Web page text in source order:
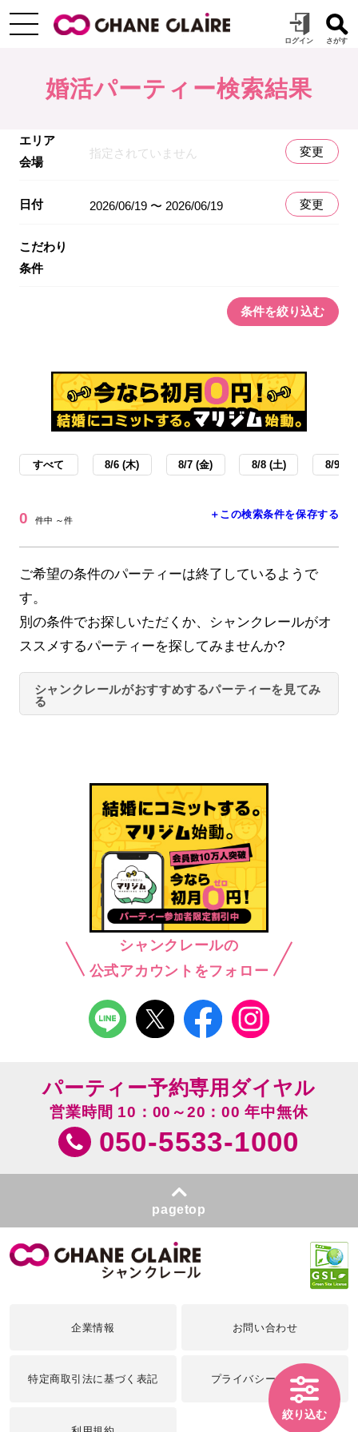
婚活パーティー検索結果
エリア
会場
指定されていません 変更
日付 2026/06/19 〜 2026/06/19 変更
こだわり
条件
条件を絞り込む
すべて 8/6 (木) 8/7 (金) 8/8 (土) 8/9 (日
0 件中 ～件 ＋この検索条件を保存する
ご希望の条件のパーティーは終了しているようで
す。
別の条件でお探しいただくか、シャンクレールがオ
ススメするパーティーを探してみませんか?
シャンクレールがおすすめするパーティーを見てみ
る
シャンクレールの
公式アカウントをフォロー
絞り込む
パーティー予約専用ダイヤル
営業時間 10：00～20：00 年中無休
050-5533-1000
pagetop
企業情報 お問い合わせ
特定商取引法に基づく表記 プライバシーポリシー